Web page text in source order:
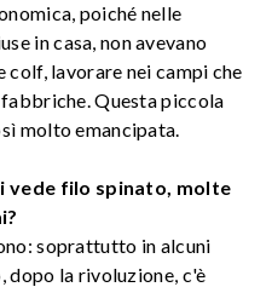
poiché nelle
in casa, non avevano
colf, lavorare nei campi che
Questa piccola
molto emancipata.
vede filo spinato, molte
soprattutto in alcuni
dopo la rivoluzione, c'è